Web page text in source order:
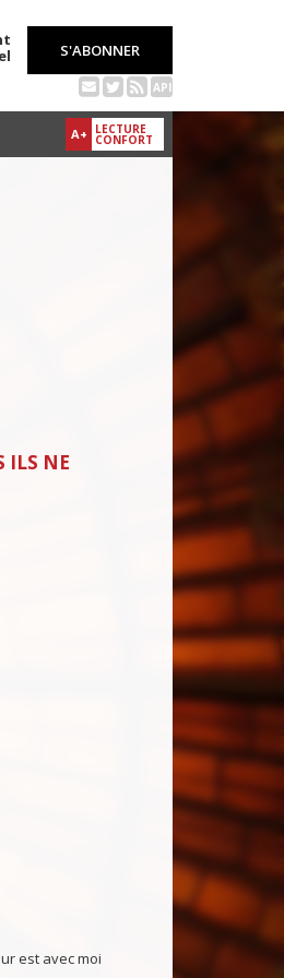
S'ABONNER
API
A+ LECTURE
CONFORT
ILS NE
est avec moi